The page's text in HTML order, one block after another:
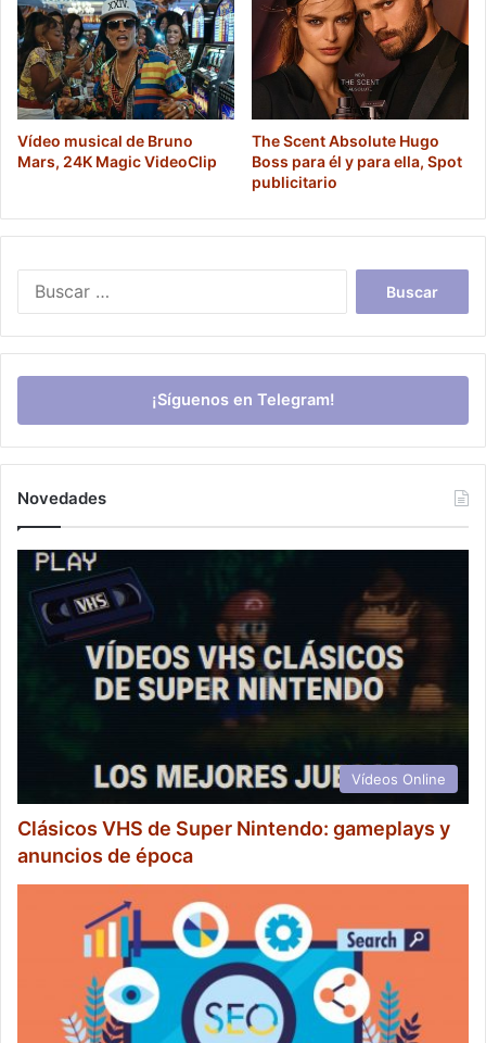
Vídeo musical de Bruno
Mars, 24K Magic VideoClip
The Scent Absolute Hugo
Boss para él y para ella, Spot
publicitario
¡Síguenos en Telegram!
Novedades
Vídeos Online
Clásicos VHS de Super Nintendo: gameplays y
anuncios de época